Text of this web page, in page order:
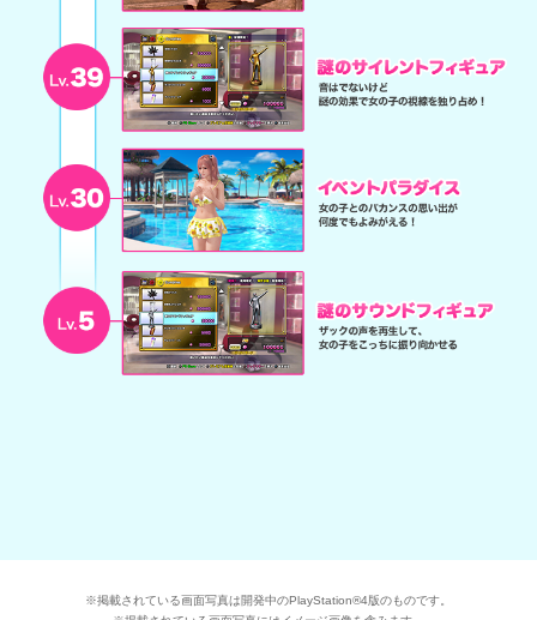
※掲載されている画面写真は開発中のPlayStation®4版のものです。